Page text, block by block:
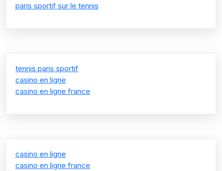
paris sportif sur le tennis
tennis paris sportif
casino en ligne
casino en ligne france
casino en ligne
casino en ligne france